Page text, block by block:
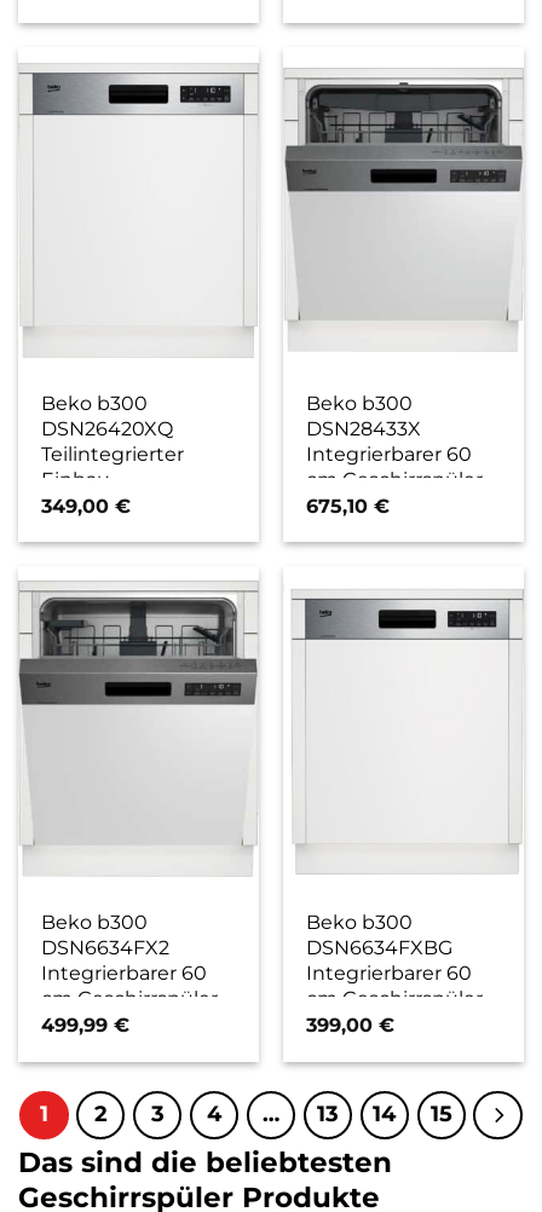
Beko b300
DSN26420XQ
Teilintegrierter
Einbau-
Geschirrspüler 60
349,00€
Beko b300
DSN28433X
Integrierbarer 60
cm Geschirrspüler
edelstahl / D
675,10€
Beko b300
DSN6634FX2
Integrierbarer 60
cm Geschirrspüler
edelstahl / E
499,99€
Beko b300
DSN6634FXBG
Integrierbarer 60
cm Geschirrspüler
edelstahl / E
399,00€
1 2 3 4 … 13 14 15
Das sind die beliebtesten
Geschirrspüler Produkte